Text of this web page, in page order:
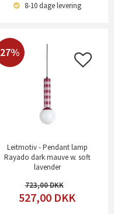
8-10 dagelevering
27%
Leitmotiv - Pendant lamp
Rayado dark mauve w. soft
lavender
723,00
527,00 DKK